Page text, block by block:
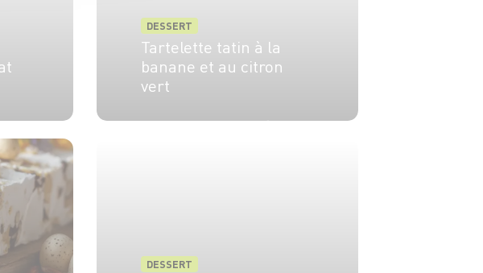
DESSERT
Tartelette tatin à la
banane et au citron
vert
DESSERT